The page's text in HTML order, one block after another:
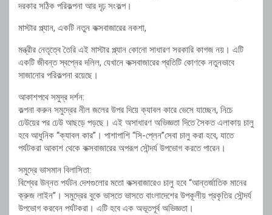
দরকার সঠিক পরিকল্পনা আর দৃঢ় সংকল্প।
মাস্টার প্ল্যান, একটি নতুন কক্সবাজারের নকশা,
মন্ত্রীর নেতৃত্বে তৈরি এই মাস্টার প্ল্যান কোনো সাধারণ সরকারি কাগজ নয়। এটি
একটি জীবন্ত স্বপ্নের দলিল, যেখানে কক্সবাজারের প্রতিটি কোণকে নতুনভাবে
সাজানোর পরিকল্পনা রয়েছে।
আকাশপথে সমুদ্র দর্শন:
কল্পনা করুন সমুদ্রের নীল জলের উপর দিয়ে ক্যাবল কারে ভেসে যাচ্ছেন, নিচে
ঢেউয়ের পর ঢেউ আছড়ে পড়ছে। এই অসাধারণ অভিজ্ঞতা দিতে সৈকত এলাকায় চালু
হবে আধুনিক “ক্যাবল কার”। পাশাপাশি “সি-প্লেন”সেবা চালু করা হবে, যাতে
পর্যটকরা আকাশ থেকে কক্সবাজারের অপরূপ সৌন্দর্য উপভোগ করতে পারেন।
সমুদ্রে ভাসমান বিলাসিতা:
বিশ্বের উন্নত পর্যটন দেশগুলোর মতো কক্সবাজারেও চালু হবে “আন্তর্জাতিক মানের
ক্রুজ লাইন”। সমুদ্রের বুকে ভাসতে ভাসতে বাংলাদেশের উপকূলীয় প্রকৃতির সৌন্দর্য
উপভোগ করবেন পর্যটকরা। এটি হবে এক অভূতপূর্ব অভিজ্ঞতা।